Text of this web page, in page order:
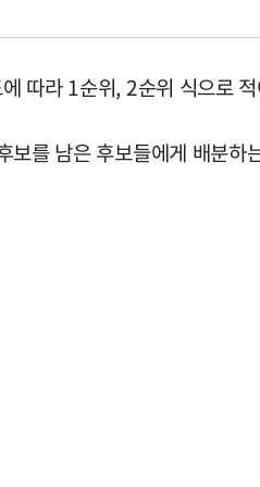
따라 1순위, 2순위 식으로
를 남은 후보들에게 배분하